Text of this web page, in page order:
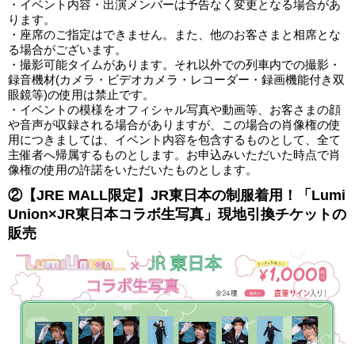
・イベント内容・出演メンバーは予告なく変更となる場合があ
ります。
・座席のご指定はできません。また、他のお客さまと相席とな
る場合がございます。
・撮影可能タイムがあります。それ以外での列車内での撮影・
録音機材(カメラ・ビデオカメラ・レコーダー・録画機能付き双
眼鏡等)の使用は禁止です。
・イベントの模様をオフィシャル写真や動画等、お客さまの顔
や音声が収録される場合がありますが、この場合の肖像権の使
用につきましては、イベント内容を包含するものとして、全て
主催者へ帰属するものとします。お申込みいただいた時点で肖
像権の使用の許諾をいただいたものとします。
②【JRE MALL限定】JR東日本の制服着用！「Lumi
Union×JR東日本コラボ生写真」現地引換チケットの
販売